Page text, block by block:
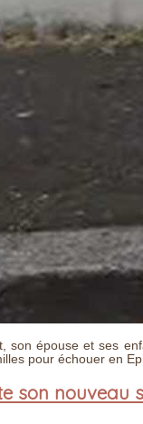
son épouse et ses
pour échouer en
son